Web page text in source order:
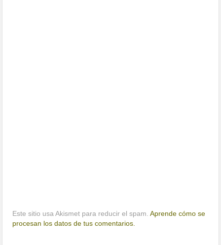
Este sitio usa Akismet para reducir el spam.Aprende cómo se
procesan los datos de tus comentarios.